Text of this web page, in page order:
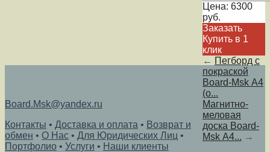
Цена: 6300
руб.
Заказать
Купить в 1
клик
← Пегборд с
покраской
Board-Msk А4
(о...
Магнитно-
меловая
доска Board-
Msk А4... →
Board.Msk@yandex.ru
Контакты • Доставка и оплата • Возврат и
обмен • О Нас • Для Юридических Лиц •
Портфолио • Услуги • Наши клиенты